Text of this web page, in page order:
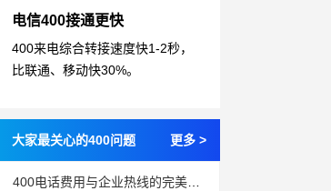
电信400接通更快
400来电综合转接速度快1-2秒，
比联通、移动快30%。
大家最关心的400问题 更多 >